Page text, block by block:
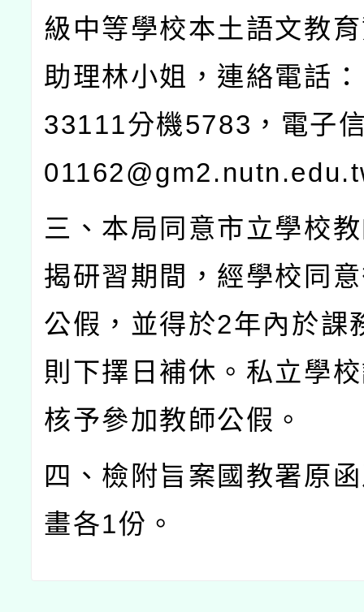
級中等學校本土語文教
助理林小姐，連絡電話
33111分機5783 ，電子
三、本局同意市立學校
揭研習期間，經學校同
公假，並得於2年內於課
則下擇日補休。私立學
核予參加教師公假。
四、檢附旨案國教署原
畫各1份。